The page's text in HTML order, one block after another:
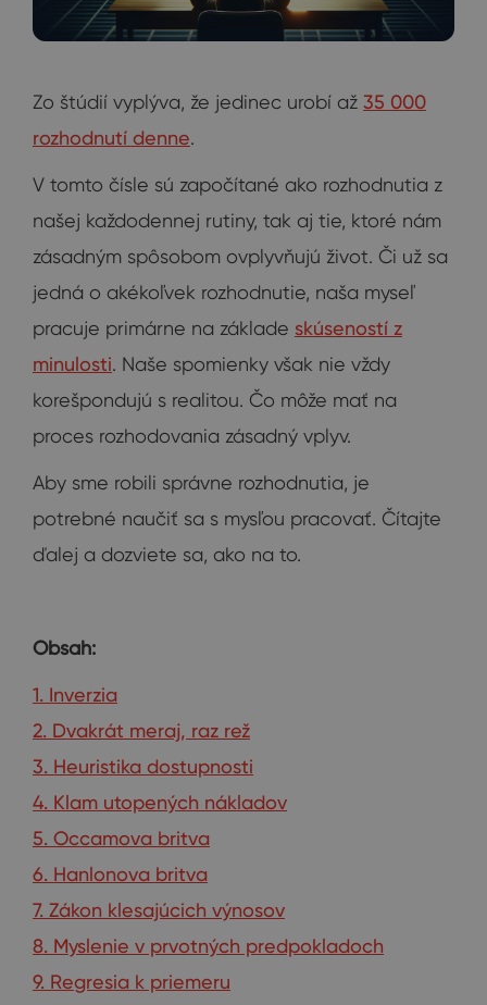
Zo štúdií vyplýva, že jedinec urobí až 35 000
rozhodnutí denne.
V tomto čísle sú započítané ako rozhodnutia z
našej každodennej rutiny, tak aj tie, ktoré nám
zásadným spôsobom ovplyvňujú život. Či už sa
jedná o akékoľvek rozhodnutie, naša myseľ
pracuje primárne na základe skúseností z
minulosti. Naše spomienky však nie vždy
korešpondujú s realitou. Čo môže mať na
proces rozhodovania zásadný vplyv.
Aby sme robili správne rozhodnutia, je
potrebné naučiť sa s mysľou pracovať. Čítajte
ďalej a dozviete sa, ako na to.
Obsah:
1. Inverzia
2. Dvakrát meraj, raz rež
3. Heuristika dostupnosti
4. Klam utopených nákladov
5. Occamova britva
6. Hanlonova britva
7. Zákon klesajúcich výnosov
8. Myslenie v prvotných predpokladoch
9. Regresia k priemeru